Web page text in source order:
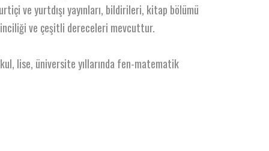
ve yurtdışı yayınları, bildirileri, kitap bölümü
ve çeşitli dereceleri mevcuttur.
lise, üniversite yıllarında fen-matematik